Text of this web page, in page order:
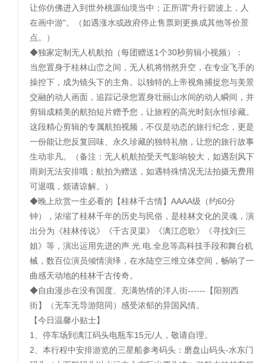
让你仿佛进入到世外桃源仙境当中；正所谓"舟行碧波上，人
在画中游"。（如遇涨水或政府停止售票则更换成其他等价景
点。）
◆独家定制无人机航拍（每团赠送1个30秒剪辑小视频）：
当您置身于桂林山峦之间，无人机将悄然升空，在专业飞手的
操控下，成为镜头下的主角。以独特的上帝视角捕捉您与美景
交融的动人画面，追踪记录您置身壮丽山水间的动人瞬间，并
剪辑成精美的航拍短片赠予您，让旅程的高光时刻永恒珍藏。
这段精心剪辑的专属航拍视频，不仅是动态的旅行纪念，更是
一份能让您反复回味、永久珍藏的独特礼物，让您的旅行故事
生动非凡。（备注：无人机航拍受天气影响较大，如遇刮风下
雨则无法安排哦；航拍为赠送，如遇特殊情况无法拍摄无费用
可退哦，烦请谅解。）
◆晚上欣赏一生必看的【桂林千古情】AAAA级（约60分
钟），浓缩了桂林千年的历史与民俗，是桂林文化的灵魂，演
出分为《桂林传说》《千古灵渠》《漓江恋歌》《寻找刘三
姐》等，演出运用先进的声.光.电.全息等高科技手段和舞台机
械，数百位演员倾情演绎，在水陆空三维立体空间，畅响了一
曲感天动地的桂林千古传奇。
◆自由漫步在没有国度、充满热情的洋人街------【阳朔西
街】（无车无导游陪同）感受浓郁的异国风情。
【今日温馨小贴士】
1、停车场到漓江码头电瓶车15元/人，敬请自理。
2、本行程中安排游览的三星船参考码头：磨盘山码头-水东门